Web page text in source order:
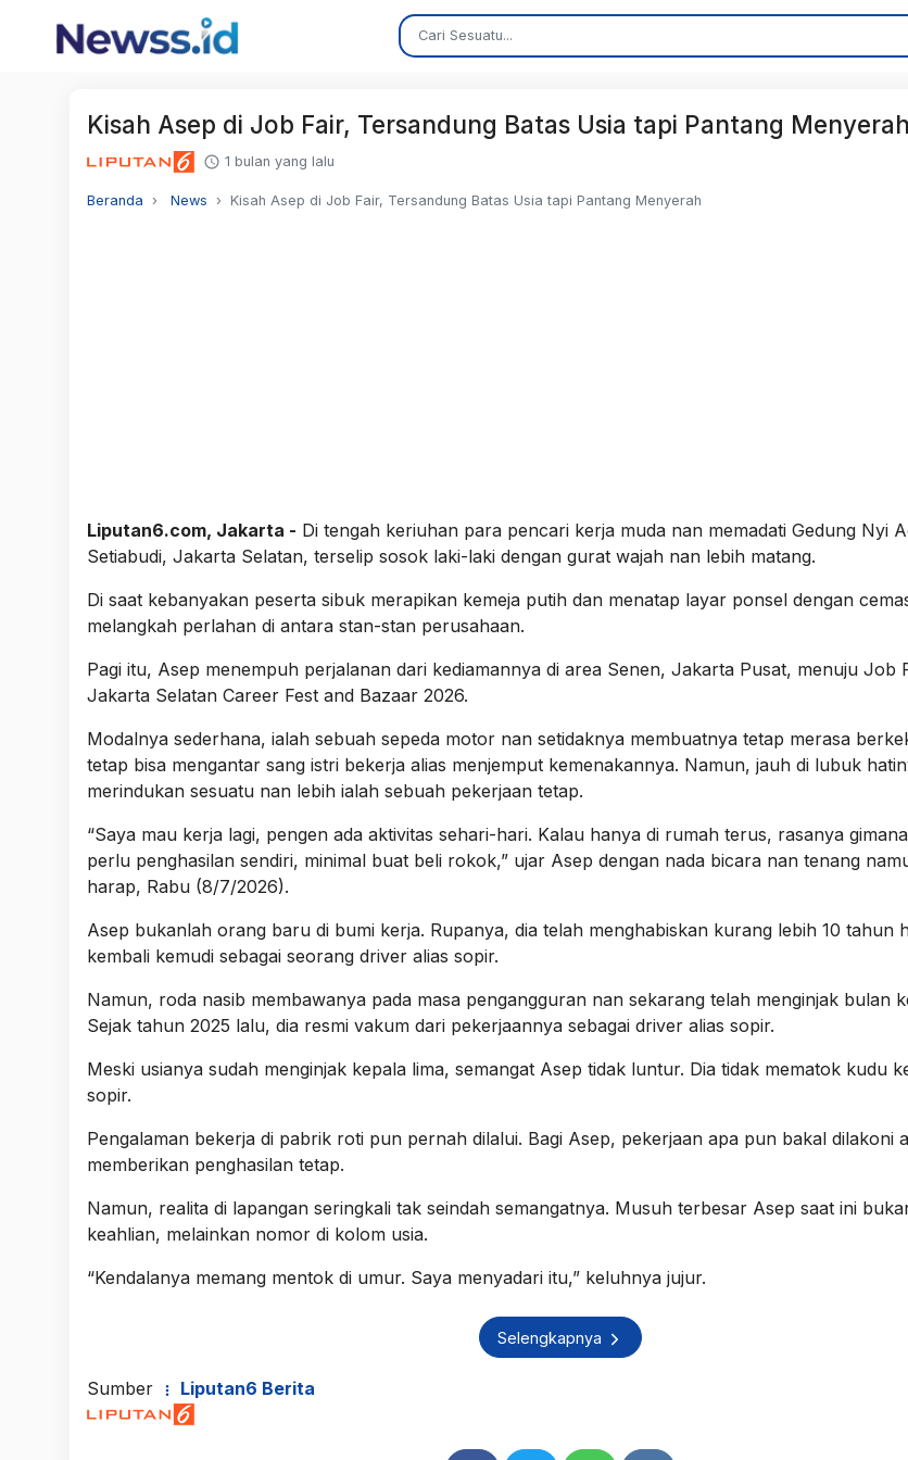
Kisah Asep di Job Fair, Tersandung Batas Usia tapi Pantang Menyerah
1 bulan yang lalu
Beranda News Kisah Asep di Job Fair, Tersandung Batas Usia tapi Pantang Menyerah
Liputan6.com, Jakarta - Di tengah keriuhan para pencari kerja muda nan memadati Gedung Nyi
Setiabudi, Jakarta Selatan, terselip sosok laki-laki dengan gurat wajah nan lebih matang.
Di saat kebanyakan peserta sibuk merapikan kemeja putih dan menatap layar ponsel dengan
melangkah perlahan di antara stan-stan perusahaan.
Pagi itu, Asep menempuh perjalanan dari kediamannya di area Senen, Jakarta Pusat, menuju Job
Jakarta Selatan Career Fest and Bazaar 2026.
Modalnya sederhana, ialah sebuah sepeda motor nan setidaknya membuatnya tetap merasa
tetap bisa mengantar sang istri bekerja alias menjemput kemenakannya. Namun, jauh di lubuk
merindukan sesuatu nan lebih ialah sebuah pekerjaan tetap.
“Saya mau kerja lagi, pengen ada aktivitas sehari-hari. Kalau hanya di rumah terus, rasanya
perlu penghasilan sendiri, minimal buat beli rokok,” ujar Asep dengan nada bicara nan tenang
harap, Rabu (8/7/2026).
Asep bukanlah orang baru di bumi kerja. Rupanya, dia telah menghabiskan kurang lebih 10 tahun
kembali kemudi sebagai seorang driver alias sopir.
Namun, roda nasib membawanya pada masa pengangguran nan sekarang telah menginjak bulan
Sejak tahun 2025 lalu, dia resmi vakum dari pekerjaannya sebagai driver alias sopir.
Meski usianya sudah menginjak kepala lima, semangat Asep tidak luntur. Dia tidak mematok kudu
sopir.
Pengalaman bekerja di pabrik roti pun pernah dilalui. Bagi Asep, pekerjaan apa pun bakal dilakoni
memberikan penghasilan tetap.
Namun, realita di lapangan seringkali tak seindah semangatnya. Musuh terbesar Asep saat ini
keahlian, melainkan nomor di kolom usia.
“Kendalanya memang mentok di umur. Saya menyadari itu,” keluhnya jujur.
Selengkapnya
Sumber Liputan6 Berita